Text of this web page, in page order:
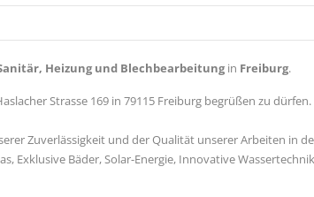
Heizung und Blechbearbeitung in Freiburg.
Strasse 169 in 79115 Freiburg begrüßen zu dürfen.
Zuverlässigkeit und der Qualität unserer Arbeiten in
Exklusive Bäder, Solar-Energie, Innovative